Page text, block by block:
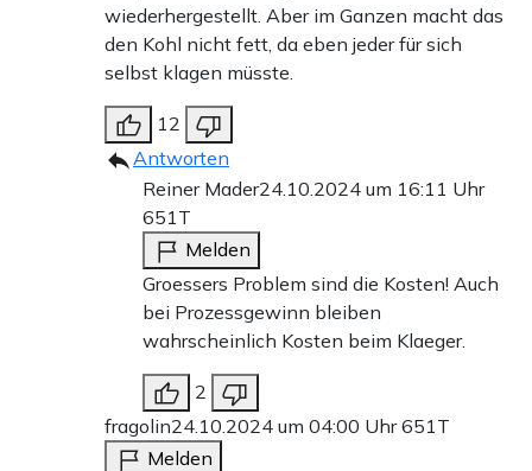
wiederhergestellt. Aber im Ganzen macht das
den Kohl nicht fett, da eben jeder für sich
selbst klagen müsste.
12
Antworten
Reiner Mader24.10.2024 um 16:11 Uhr
651T
Melden
Groessers Problem sind die Kosten! Auch
bei Prozessgewinn bleiben
wahrscheinlich Kosten beim Klaeger.
2
fragolin24.10.2024 um 04:00 Uhr651T
Melden